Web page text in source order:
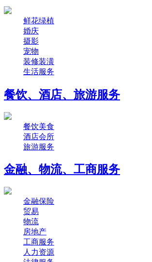
鲜花绿植
婚庆
摄影
宠物
装修装潢
生活服务
餐饮、酒店、旅游服务
餐饮美食
酒店会所
旅游服务
金融、物流、工商服务
金融保险
贸易
物流
房地产
工商服务
人力资源